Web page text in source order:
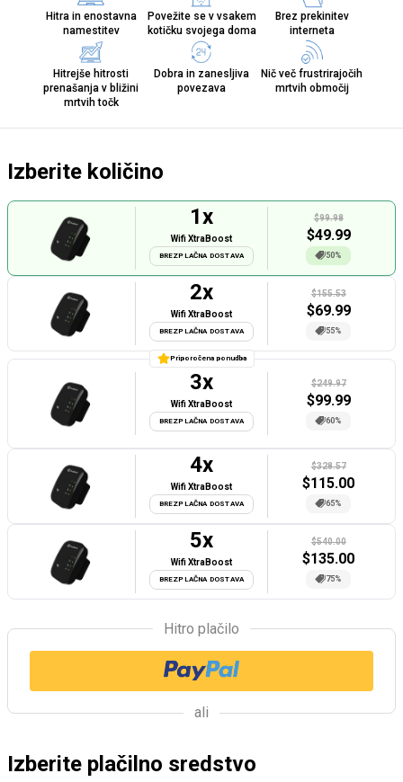
Hitra in enostavna
namestitev
Povežite se v vsakem
kotičku svojega doma
Brez prekinitev
interneta
Hitrejše hitrosti
prenašanja v bližini
mrtvih točk
Dobra in zanesljiva
povezava
Nič več frustrirajočih
mrtvih območij
Izberite količino
1x
Wifi XtraBoost
BREZPLAČNA DOSTAVA
$99.98
$49.99
50%
2x
Wifi XtraBoost
BREZPLAČNA DOSTAVA
$155.53
$69.99
55%
Priporočena ponudba
3x
Wifi XtraBoost
BREZPLAČNA DOSTAVA
$249.97
$99.99
60%
4x
Wifi XtraBoost
BREZPLAČNA DOSTAVA
$328.57
$115.00
65%
5x
Wifi XtraBoost
BREZPLAČNA DOSTAVA
$540.00
$135.00
75%
Hitro plačilo
ali
Izberite plačilno sredstvo